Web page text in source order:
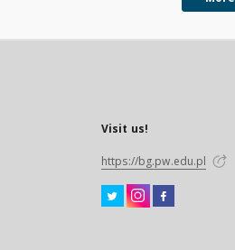
Visit us!
https://bg.pw.edu.pl